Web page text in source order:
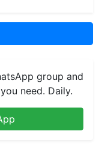
group and
need. Daily.